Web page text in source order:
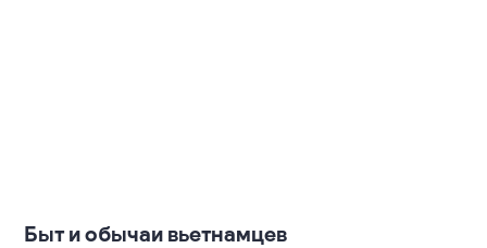
Быт и обычаи вьетнамцев